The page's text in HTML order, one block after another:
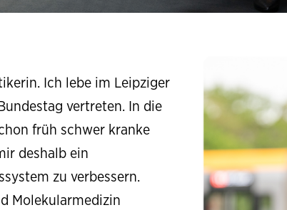
Ich lebe im Leipziger
vertreten. In die
früh schwer kranke
deshalb ein
zu verbessern.
Molekularmedizin